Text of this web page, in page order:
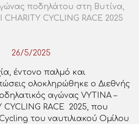
ποδηλάτου στη Βυτίνα,
CHARITY CYCLING RACE 2025
26/5/2025
έντονο παλμό και
ολοκληρώθηκε o Διεθνής
αγώνας VYTINA –
CYCLING RACE 2025, που
του ναυτιλιακού Ομίλου